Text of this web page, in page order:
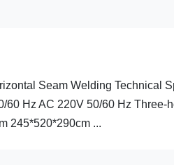
Seam Welding Technical
Hz AC 220V 50/60 Hz
245*520*290cm ...